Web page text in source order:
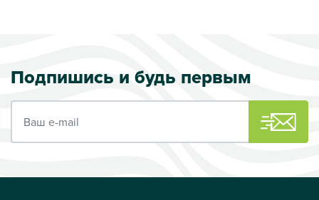
Подпишись и будь первым